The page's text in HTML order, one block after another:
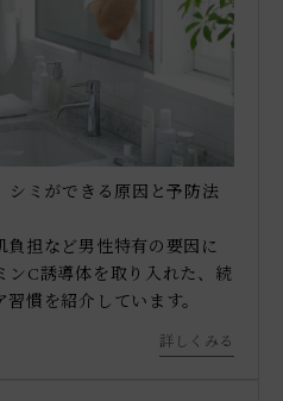
シミができる原因と予防法
負担など男性特有の要因に
ンC誘導体を取り入れた、続
慣を紹介しています。
詳しくみる